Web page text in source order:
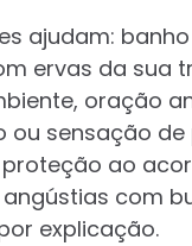
ajudam:
ervas da sua
oração
ou sensação
ao
com
explicação.